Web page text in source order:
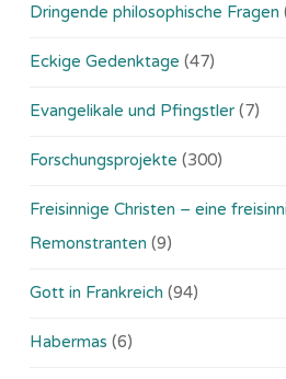
Dringende philosophische Fragen
Eckige Gedenktage (47)
Evangelikale und Pfingstler (7)
Forschungsprojekte (300)
Freisinnige Christen – eine
Remonstranten (9)
Gott in Frankreich (94)
Habermas (6)